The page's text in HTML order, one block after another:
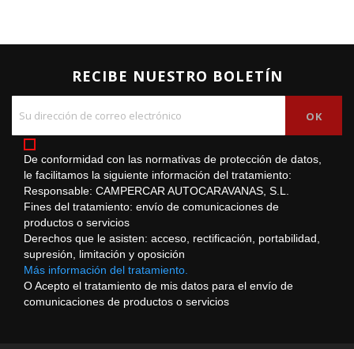
RECIBE NUESTRO BOLETÍN
De conformidad con las normativas de protección de datos,
le facilitamos la siguiente información del tratamiento:
Responsable: CAMPERCAR AUTOCARAVANAS, S.L.
Fines del tratamiento: envío de comunicaciones de
productos o servicios
Derechos que le asisten: acceso, rectificación, portabilidad,
supresión, limitación y oposición
Más información del tratamiento.
O Acepto el tratamiento de mis datos para el envío de
comunicaciones de productos o servicios